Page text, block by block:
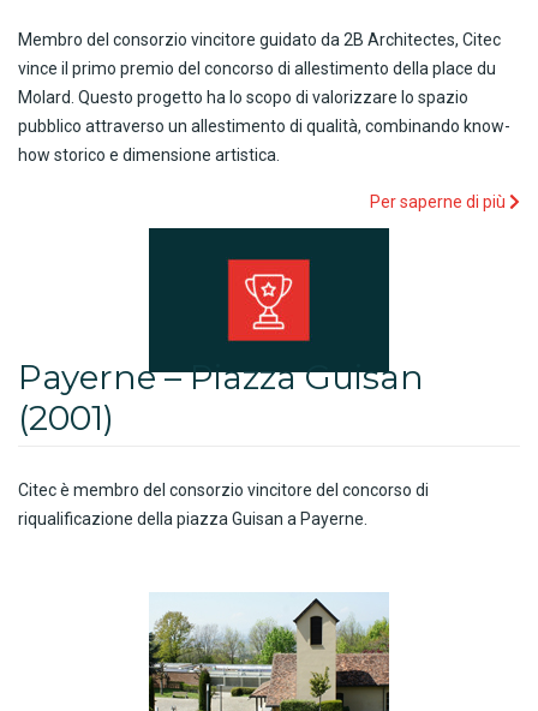
Membro del consorzio vincitore guidato da 2B Architectes, Citec
vince il primo premio del concorso di allestimento della place du
Molard. Questo progetto ha lo scopo di valorizzare lo spazio
pubblico attraverso un allestimento di qualità, combinando know-
how storico e dimensione artistica.
Per saperne di più
Payerne – Piazza Guisan
(2001)
Citec è membro del consorzio vincitore del concorso di
riqualificazione della piazza Guisan a Payerne.